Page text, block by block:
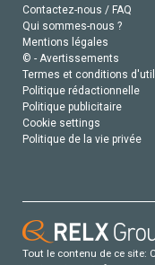
Contactez-nous / FAQ
Qui sommes-nous ?
Mentions légales
© - Avertissements
Termes et conditions
Politique rédactionnelle
Politique publicitaire
Cookie settings
Politique de la vie privée
Tout le contenu de ce site: